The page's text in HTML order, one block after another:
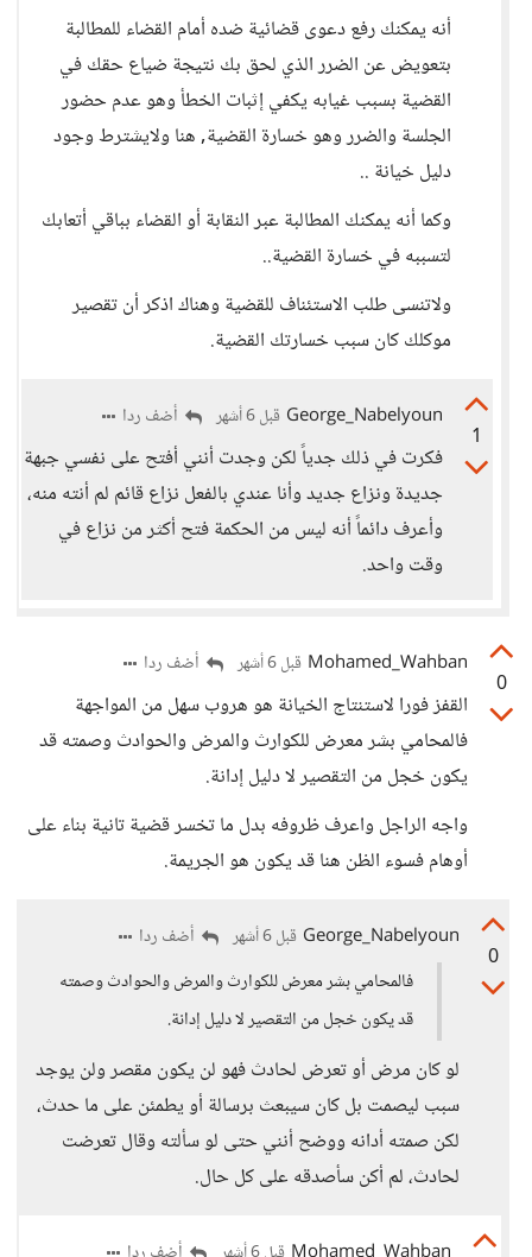
أنه يمكنك رفع دعوى قضائية ضده أمام القضاء للمطالبة
بتعويض عن الضرر الذي لحق بك نتيجة ضياع حقك في
القضية بسبب غيابه يكفي إثبات الخطأ وهو عدم حضور
الجلسة والضرر وهو خسارة القضية, هنا ولايشترط وجود
دليل خيانة ..
وكما أنه يمكنك المطالبة عبر النقابة أو القضاء بباقي أتعابك
لتسببه في خسارة القضية..
ولاتنسى طلب الاستئناف للقضية وهناك اذكر أن تقصير
موكلك كان سبب خسارتك القضية.
1
George_Nabelyoun قبل 6 أشهر أضف ردا
فكرت في ذلك جدياً لكن وجدت أنني أفتح على نفسي جبهة
جديدة ونزاع جديد وأنا عندي بالفعل نزاع قائم لم أنته منه،
وأعرف دائماً أنه ليس من الحكمة فتح أكثر من نزاع في
وقت واحد.
0
Mohamed_Wahban قبل 6 أشهر أضف ردا
القفز فورا لاستنتاج الخيانة هو هروب سهل من المواجهة
فالمحامي بشر معرض للكوارث والمرض والحوادث وصمته قد
يكون خجل من التقصير لا دليل إدانة.
​واجه الراجل واعرف ظروفه بدل ما تخسر قضية تانية بناء على
أوهام فسوء الظن هنا قد يكون هو الجريمة.
0
George_Nabelyoun قبل 6 أشهر
أضف ردا
فالمحامي بشر معرض للكوارث والمرض والحوادث وصمته
قد يكون خجل من التقصير لا دليل إدانة.
لو كان مرض أو تعرض لحادث فهو لن يكون مقصر ولن يوجد
سبب ليصمت بل كان سيبعث برسالة أو يطمئن على ما حدث،
لكن صمته أدانه ووضح أنني حتى لو سألته وقال تعرضت
لحادث، لم أكن سأصدقه على كل حال.